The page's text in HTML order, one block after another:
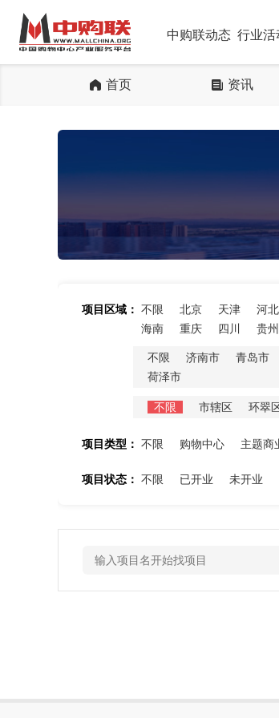
中购联动态 行业活
首页 资讯
项目区域： 不限 北京 天津 河北
海南
重庆 四川 贵州
不限 济南市 青岛市
荷泽市
不限 市辖区 环翠
项目类型： 不限 购物中心 主题商
项目状态： 不限 已开业 未开业